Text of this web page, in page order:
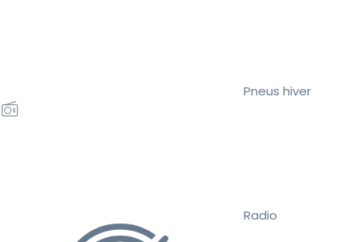
Pneus hiver
Radio